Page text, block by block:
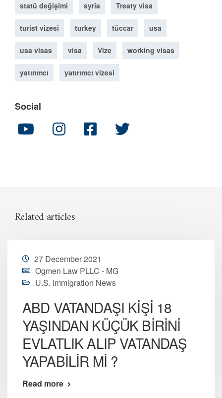
statü değişimi syria Treaty visa
turist vizesi turkey tüccar usa
usa visas visa Vize working visas
yatırımcı yatırımcı vizesi
Social
Related articles
27 December 2021
Ogmen Law PLLC - MG
U.S. Immigration News
ABD VATANDAŞI KİŞİ 18
YAŞINDAN KÜÇÜK BİRİNİ
EVLATLIK ALIP VATANDAŞ
YAPABİLİR Mİ ?
Read more